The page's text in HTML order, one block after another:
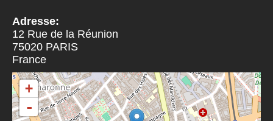
Adresse:
12 Rue de la Réunion
75020 PARIS
France
+
-